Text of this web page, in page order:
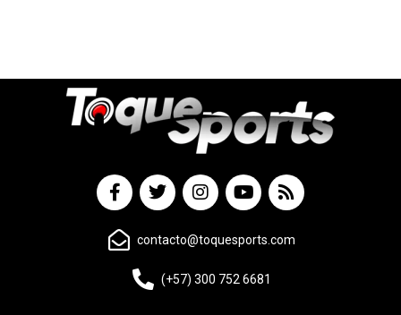
contacto@toquesports.com
(+57) 300 752 6681